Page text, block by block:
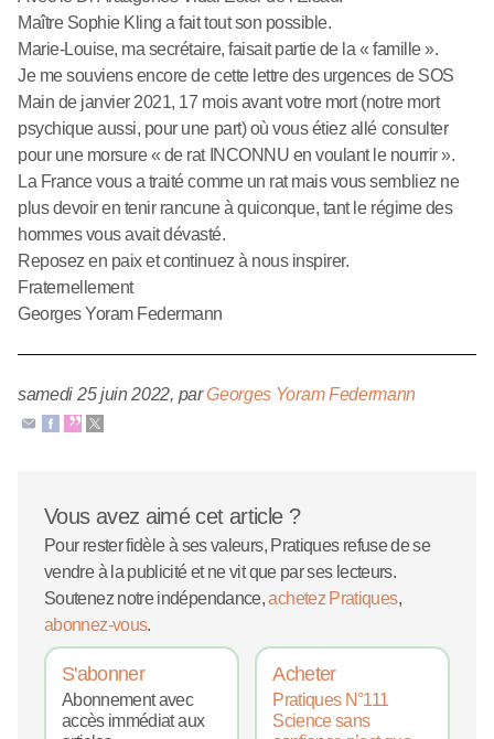
Maître Sophie Kling a fait tout son possible.
Marie-Louise, ma secrétaire, faisait partie de la « famille ».
Je me souviens encore de cette lettre des urgences de SOS
Main de janvier 2021, 17 mois avant votre mort (notre mort
psychique aussi, pour une part) où vous étiez allé consulter
pour une morsure « de rat INCONNU en voulant le nourrir ».
La France vous a traité comme un rat mais vous sembliez ne
plus devoir en tenir rancune à quiconque, tant le régime des
hommes vous avait dévasté.
Reposez en paix et continuez à nous inspirer.
Fraternellement
Georges Yoram Federmann
samedi 25 juin 2022, parGeorges Yoram Federmann
Vous avez aimé cet article ?
Pour rester fidèle à ses valeurs, Pratiques refuse de se
vendre à la publicité et ne vit que par ses lecteurs.
Soutenez notre indépendance,achetez Pratiques,
abonnez-vous.
S'abonner
Abonnement avec
accès immédiat aux
Acheter
Pratiques N°111
Science sans